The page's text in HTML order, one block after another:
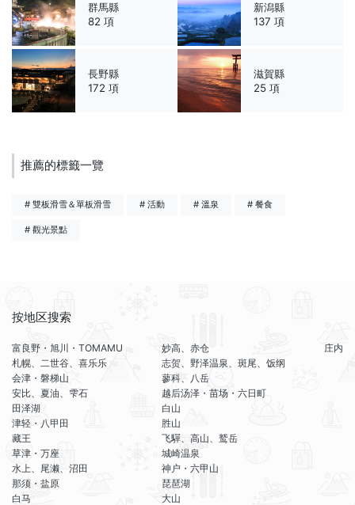
群馬縣
82 項
新潟縣
137 項
長野縣
172 項
滋賀縣
25 項
推薦的標籤一覽
# 雙板滑雪＆單板滑雪 # 活動 # 溫泉 # 餐食
# 觀光景點
按地区搜索
富良野・旭川・TOMAMU
札幌、二世谷、喜乐乐
会津・磐梯山
安比、夏油、雫石
田泽湖
津轻・八甲田
藏王
草津・万座
水上、尾濑、沼田
那须・盐原
白马
妙高、赤仓
志贺、野泽温泉、斑尾、饭纲
蓼科、八岳
越后汤泽・苗场・六日町
白山
胜山
飞驒、高山、鹫岳
城崎温泉
神户・六甲山
琵琶湖
大山
庄内